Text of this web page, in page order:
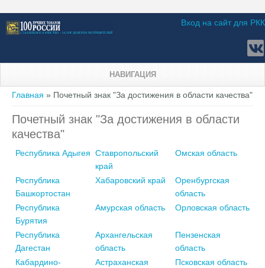
Вход на сайт для РКК
НАВИГАЦИЯ
Вы здесь
Главная » Почетный знак "За достижения в области качества"
Почетный знак "За достижения в области
качества"
Республика Адыгея Ставропольский
край
Омская область
Республика
Башкортостан
Хабаровский край
Оренбургская
область
Республика
Бурятия
Амурская область Орловская область
Республика
Дагестан
Архангельская
область
Пензенская
область
Кабардино-
Астраханская
Псковская область